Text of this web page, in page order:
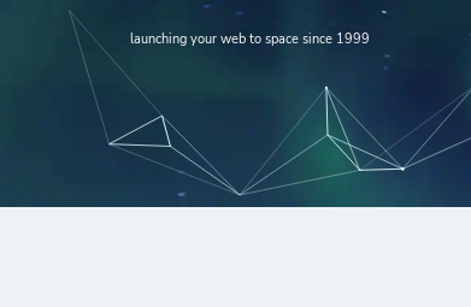
launching your web to space since 1999